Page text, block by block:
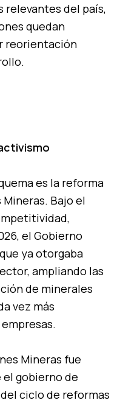
relevantes del país,
quedan
reorientación
es la reforma
Bajo el
el Gobierno
ya otorgaba
ampliando las
de minerales
vez más
Mineras fue
el gobierno de
ciclo de reformas